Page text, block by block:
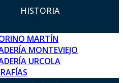
HISTORIA
MARTÍN
MONTEVIEJO
URCOLA